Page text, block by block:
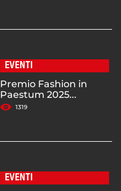
EVENTI
Premio Fashion in
Paestum 2025...
1319
EVENTI